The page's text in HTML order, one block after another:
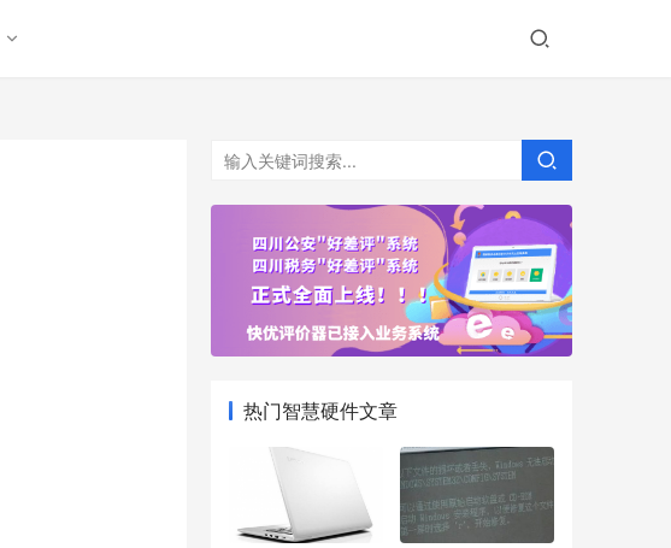
热门智慧硬件文章